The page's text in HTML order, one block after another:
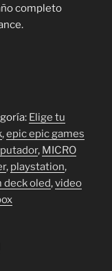
completo
Elige tu
,epic epic games
, MICRO
, playstation,
deck oled,video